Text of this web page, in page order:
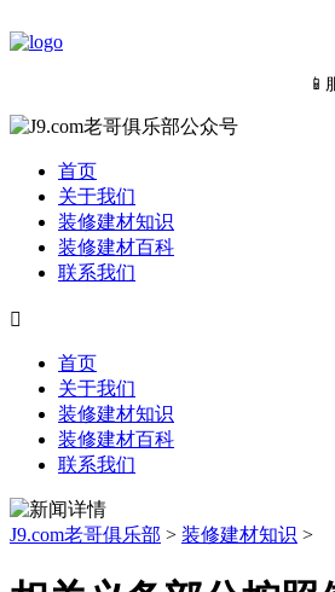
📱
首页
关于我们
装修建材知识
装修建材百科
联系我们

首页
关于我们
装修建材知识
装修建材百科
联系我们
J9.com老哥俱乐部 > 装修建材知识 >